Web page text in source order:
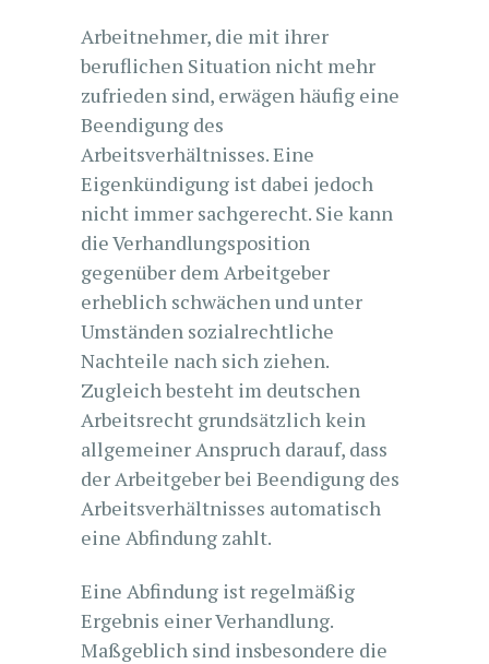
Arbeitnehmer, die mit ihrer
beruflichen Situation nicht mehr
zufrieden sind, erwägen häufig eine
Beendigung des
Arbeitsverhältnisses. Eine
Eigenkündigung ist dabei jedoch
nicht immer sachgerecht. Sie kann
die Verhandlungsposition
gegenüber dem Arbeitgeber
erheblich schwächen und unter
Umständen sozialrechtliche
Nachteile nach sich ziehen.
Zugleich besteht im deutschen
Arbeitsrecht grundsätzlich kein
allgemeiner Anspruch darauf, dass
der Arbeitgeber bei Beendigung des
Arbeitsverhältnisses automatisch
eine Abfindung zahlt.
Eine Abfindung ist regelmäßig
Ergebnis einer Verhandlung.
Maßgeblich sind insbesondere die